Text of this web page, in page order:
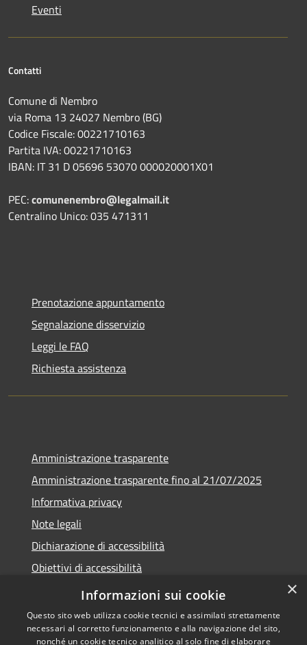
Eventi
Contatti
Comune di Nembro
via Roma 13 24027 Nembro (BG)
Codice Fiscale: 00221710163
Partita IVA: 00221710163
IBAN: IT 31 D 05696 53070 000020001X01
PEC:comunenembro@legalmail.it
Centralino Unico: 035 471311
Prenotazione appuntamento
Segnalazione disservizio
Leggi le FAQ
Richiesta assistenza
Amministrazione trasparente
Amministrazione trasparente fino al 21/07/2025
Informativa privacy
Note legali
Dichiarazione di accessibilità
Obiettivi di accessibilità
Piano di miglioramento
×
Informazioni sui cookie
Questo sito web utilizza cookie tecnici e assimilati strettamente
necessari al corretto funzionamento e alla navigazione del sito,
nonché un cookie tecnico analitico al solo fine di elaborare